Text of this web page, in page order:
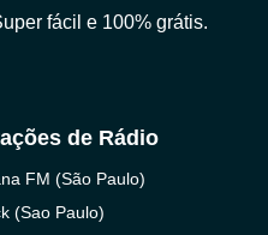
fácil e 100% grátis.
de Rádio
FM (São Paulo)
(Sao Paulo)